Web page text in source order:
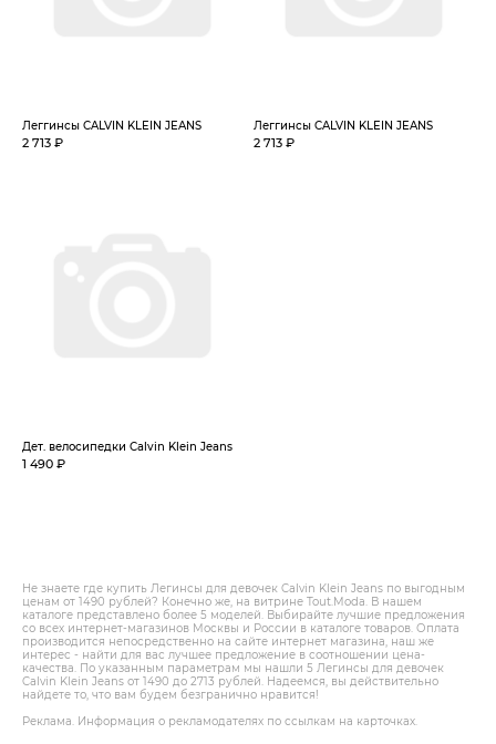
Леггинсы CALVIN KLEIN JEANS
2 713 ₽
Леггинсы CALVIN KLEIN JEANS
2 713 ₽
Дет. велосипедки Calvin Klein Jeans
1 490 ₽
Не знаете где купить Легинсы для девочек Calvin Klein Jeans по выгодным
ценам от 1490 рублей? Конечно же, на витрине Tout.Modа. В нашем
каталоге представлено более 5 моделей. Выбирайте лучшие предложения
со всех интернет-магазинов Москвы и России в каталоге товаров. Оплата
производится непосредственно на сайте интернет магазина, наш же
интерес - найти для вас лучшее предложение в соотношении цена-
качества. По указанным параметрам мы нашли 5 Легинсы для девочек
Calvin Klein Jeans от 1490 до 2713 рублей. Надеемся, вы действительно
найдете то, что вам будем безгранично нравится!
Реклама. Информация о рекламодателях по ссылкам на карточках.